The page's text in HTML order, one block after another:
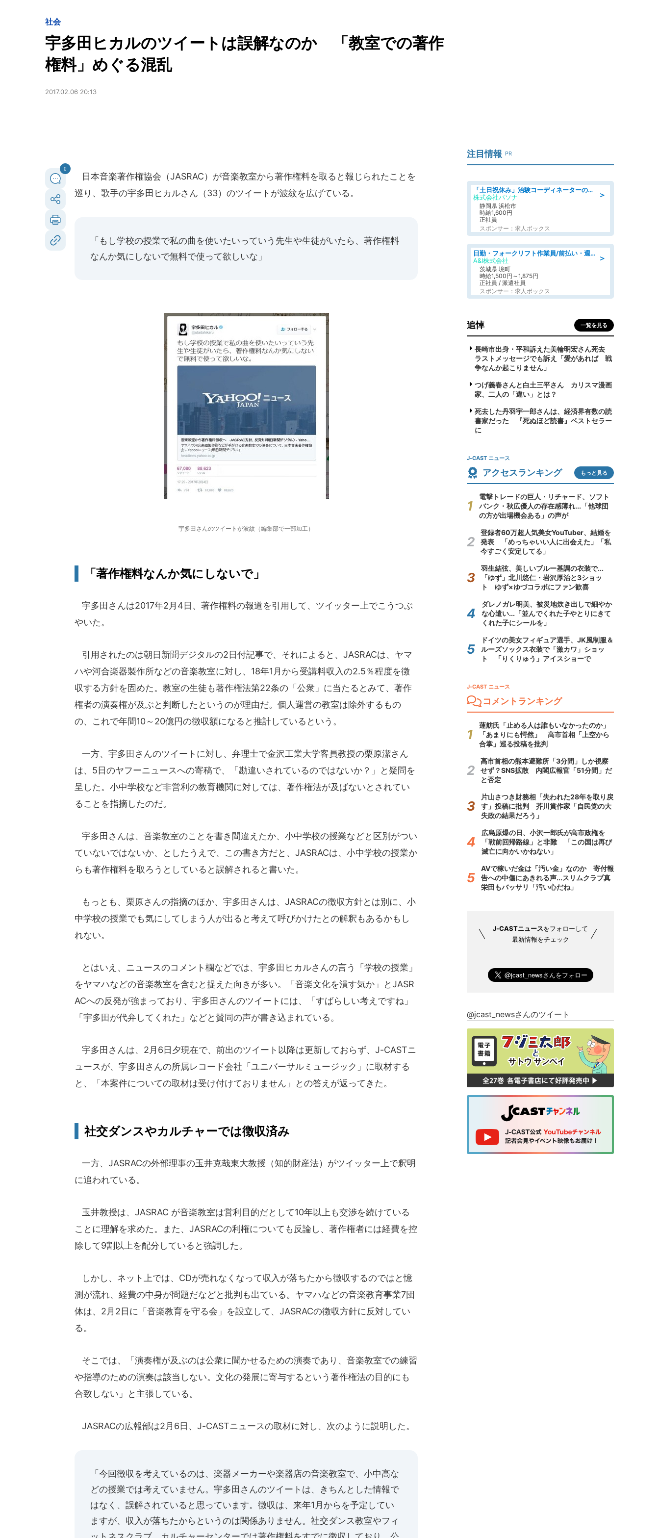
社会
宇多田ヒカルのツイートは誤解なのか 「教室での著作
権料」めぐる混乱
2017.02.06 20:13
0
日本音楽著作権協会（JASRAC）が音楽教室から著作権料を取ると報じられたことを
巡り、歌手の宇多田ヒカルさん（33）のツイートが波紋を広げている。
「もし学校の授業で私の曲を使いたいっていう先生や生徒がいたら、著作権料
なんか気にしないで無料で使って欲しいな」
宇多田さんのツイートが波紋（編集部で一部加工）
「著作権料なんか気にしないで」
宇多田さんは2017年2月4日、著作権料の報道を引用して、ツイッター上でこうつぶ
やいた。
引用されたのは朝日新聞デジタルの2日付記事で、それによると、JASRACは、ヤマ
ハや河合楽器製作所などの音楽教室に対し、18年1月から受講料収入の2.5％程度を徴
収する方針を固めた。教室の生徒も著作権法第22条の「公衆」に当たるとみて、著作
権者の演奏権が及ぶと判断したというのが理由だ。個人運営の教室は除外するもの
の、これで年間10～20億円の徴収額になると推計しているという。
一方、宇多田さんのツイートに対し、弁理士で金沢工業大学客員教授の栗原潔さん
は、5日のヤフーニュースへの寄稿で、「勘違いされているのではないか？」と疑問を
呈した。小中学校など非営利の教育機関に対しては、著作権法が及ばないとされてい
ることを指摘したのだ。
宇多田さんは、音楽教室のことを書き間違えたか、小中学校の授業などと区別がつい
ていないではないか、としたうえで、この書き方だと、JASRACは、小中学校の授業か
らも著作権料を取ろうとしていると誤解されると書いた。
もっとも、栗原さんの指摘のほか、宇多田さんは、JASRACの徴収方針とは別に、小
中学校の授業でも気にしてしまう人が出ると考えて呼びかけたとの解釈もあるかもし
れない。
とはいえ、ニュースのコメント欄などでは、宇多田ヒカルさんの言う「学校の授業」
をヤマハなどの音楽教室を含むと捉えた向きが多い。「音楽文化を潰す気か」とJASR
ACへの反発が強まっており、宇多田さんのツイートには、「すばらしい考えですね」
「宇多田が代弁してくれた」などと賛同の声が書き込まれている。
宇多田さんは、2月6日夕現在で、前出のツイート以降は更新しておらず、J-CASTニ
ュースが、宇多田さんの所属レコード会社「ユニバーサルミュージック」に取材する
と、「本案件についての取材は受け付けておりません」との答えが返ってきた。
社交ダンスやカルチャーでは徴収済み
一方、JASRACの外部理事の玉井克哉東大教授（知的財産法）がツイッター上で釈明
に追われている。
玉井教授は、JASRAC が音楽教室は営利目的だとして10年以上も交渉を続けている
ことに理解を求めた。また、JASRACの利権についても反論し、著作権者には経費を控
除して9割以上を配分していると強調した。
しかし、ネット上では、CDが売れなくなって収入が落ちたから徴収するのではと憶
測が流れ、経費の中身が問題だなどと批判も出ている。ヤマハなどの音楽教育事業7団
体は、2月2日に「音楽教育を守る会」を設立して、JASRACの徴収方針に反対してい
る。
そこでは、「演奏権が及ぶのは公衆に聞かせるための演奏であり、音楽教室での練習
や指導のための演奏は該当しない。文化の発展に寄与するという著作権法の目的にも
合致しない」と主張している。
JASRACの広報部は2月6日、J-CASTニュースの取材に対し、次のように説明した。
「今回徴収を考えているのは、楽器メーカーや楽器店の音楽教室で、小中高な
どの授業では考えていません。宇多田さんのツイートは、きちんとした情報で
はなく、誤解されていると思っています。徴収は、来年1月からを予定してい
ますが、収入が落ちたからというのは関係ありません。社交ダンス教室やフィ
注目情報 PR
＞
「土日祝休み」治験コーディネーターのお仕事/未経験OK
株式会社パソナ
静岡県 浜松市
時給1,600円
正社員
スポンサー：求人ボックス
＞
日勤・フォークリフト作業員/前払い・週払い制度あり/長期安定/有給とりやすい/環境充実
A&I株式会社
茨城県 境町
時給1,500円～1,875円
正社員 / 派遣社員
スポンサー：求人ボックス
追悼 一覧を見る
長崎市出身・平和訴えた美輪明宏さん死去
ラストメッセージでも訴え「愛があれば 戦
争なんか起こりません」
つげ義春さんと白土三平さん カリスマ漫画
家、二人の「違い」とは？
死去した丹羽宇一郎さんは、経済界有数の読
書家だった 『死ぬほど読書』ベストセラー
に
J-CAST ニュース
アクセスランキング もっと見る
電撃トレードの巨人・リチャード、ソフト
バンク・秋広優人の存在感薄れ...「他球団
の方が出場機会ある」の声が
登録者60万超人気美女YouTuber、結婚を
発表 「めっちゃいい人に出会えた」「私
今すごく安定してる」
羽生結弦、美しいブルー基調の衣装で...
「ゆず」北川悠仁・岩沢厚治と3ショッ
ト ゆず×ゆづコラボにファン歓喜
ダレノガレ明美、被災地炊き出しで細やか
な心遣い...「並んでくれた子やとりにきて
くれた子にシールを」
ドイツの美女フィギュア選手、JK風制服＆
ルーズソックス衣装で「激カワ」ショッ
ト 「りくりゅう」アイスショーで
J-CAST ニュース
コメントランキング
蓮舫氏「止める人は誰もいなかったのか」
「あまりにも愕然」 高市首相「上空から
合掌」巡る投稿を批判
高市首相の熊本避難所「3分間」しか視察
せず？SNS拡散 内閣広報官「51分間」だ
と否定
片山さつき財務相「失われた28年を取り戻
す」投稿に批判 芥川賞作家「自民党の大
失政の結果だろう」
広島原爆の日、小沢一郎氏が高市政権を
「戦前回帰路線」と非難 「この国は再び
滅亡に向かいかねない」
AVで稼いだ金は「汚い金」なのか 寄付報
告への中傷にあきれる声...スリムクラブ真
栄田もバッサリ「汚い心だね」
J-CASTニュースをフォローして
最新情報をチェック
@jcast_newsさんのツイート